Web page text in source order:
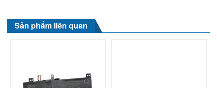
Sản phẩm liên quan